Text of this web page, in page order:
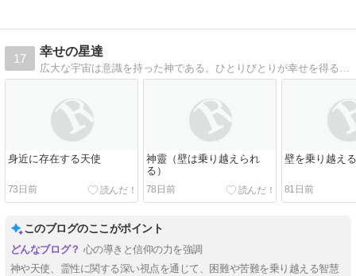
17
幸せの星達
身近に存在する天使
73日前
神靈（壁は乗り越えられ
る）
78日前
壁を乗り越え
81日前
このブログのここがポイント
心の導きと信仰の力を強調
神や天使、霊性に関する深い視点を通じて、困難や苦難を乗り越える智慧